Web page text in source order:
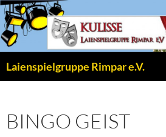
Zum
Inhalt
springen
Laienspielgruppe Rimpar e.V.
BINGO GEIST